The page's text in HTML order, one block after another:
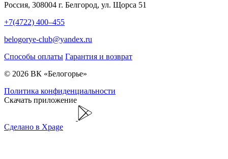
Россия, 308004 г. Белгород, ул. Щорса 51
+7(4722) 400–455
belogorye-club@yandex.ru
Способы оплаты Гарантия и возврат
© 2026 ВК «Белогорье»
Политика конфиденциальности
Скачать приложение
Сделано в Xpage